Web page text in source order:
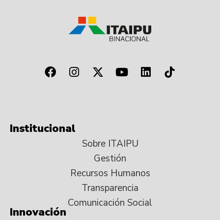
Institucional
Sobre ITAIPU
Gestión
Recursos Humanos
Transparencia
Comunicación Social
Innovación